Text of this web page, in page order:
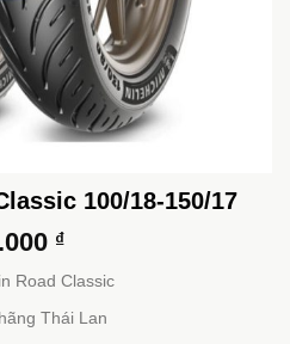
100/18-150/17
₫Khoảng
từ
2.912.000 ₫
Road Classic
Thái Lan